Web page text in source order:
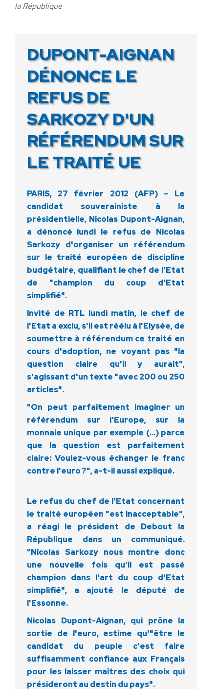
la République
DUPONT-AIGNAN
DÉNONCE LE
REFUS DE
SARKOZY D'UN
RÉFÉRENDUM SUR
LE TRAITÉ UE
PARIS, 27 février 2012 (AFP) – Le
candidat souverainiste à la
présidentielle, Nicolas Dupont-Aignan,
a dénoncé lundi le refus de Nicolas
Sarkozy d'organiser un référendum
sur le traité européen de discipline
budgétaire, qualifiant le chef de l'Etat
de "champion du coup d'Etat
simplifié".
Invité de RTL lundi matin, le chef de
l'Etat a exclu, s'il est réélu à l'Elysée, de
soumettre à référendum ce traité en
cours d'adoption, ne voyant pas "la
question claire qu'il y aurait",
s'agissant d'un texte "avec 200 ou 250
articles".
"On peut parfaitement imaginer un
référendum sur l'Europe, sur la
monnaie unique par exemple (…) parce
que la question est parfaitement
claire: Voulez-vous échanger le franc
contre l'euro ?", a-t-il aussi expliqué.
Le refus du chef de l'Etat concernant
le traité européen "est inacceptable",
a réagi le président de Debout la
République dans un communiqué.
"Nicolas Sarkozy nous montre donc
une nouvelle fois qu'il est passé
champion dans l'art du coup d'Etat
simplifié", a ajouté le député de
l'Essonne.
Nicolas Dupont-Aignan, qui prône la
sortie de l'euro, estime qu'"être le
candidat du peuple c'est faire
suffisamment confiance aux Français
pour les laisser maîtres des choix qui
présideront au destin du pays".